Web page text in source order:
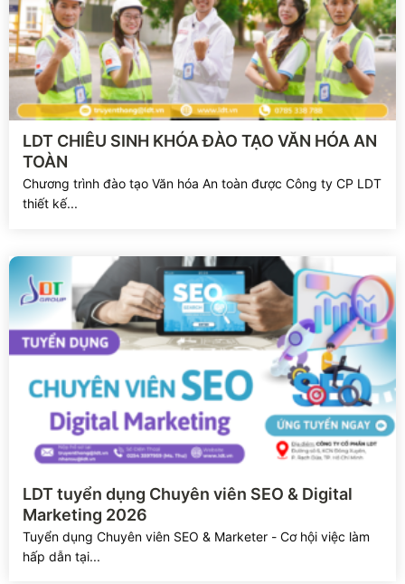
Xem chi tiết
LDT CHIÊU SINH KHÓA ĐÀO TẠO VĂN HÓA AN
TOÀN
Chương trình đào tạo Văn hóa An toàn được Công ty CP LDT
thiết kế...
Xem chi tiết
LDT tuyển dụng Chuyên viên SEO & Digital
Marketing 2026
Tuyển dụng Chuyên viên SEO & Marketer - Cơ hội việc làm
hấp dẫn tại...